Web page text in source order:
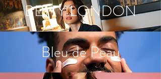
BETTY LONDON
Bleu de Peau